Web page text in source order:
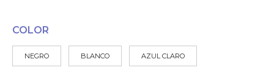
COLOR
NEGRO BLANCO AZUL CLARO